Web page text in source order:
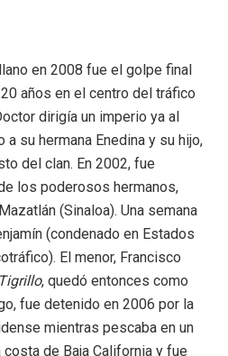
en 2008 fue el golpe final
años en el centro del tráfico
dirigía un imperio ya al
su hermana Enedina y su hijo,
del clan. En 2002, fue
los poderosos hermanos,
(Sinaloa). Una semana
(condenado en Estados
El menor, Francisco
, quedó entonces como
fue detenido en 2006 por la
mientras pescaba en un
de Baja California y fue